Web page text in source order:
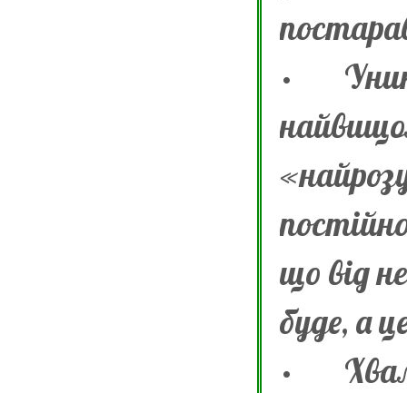
·
що від
буде, а
·